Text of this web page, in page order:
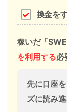
換金を
稼いだ「
を利用する必
先に口座
ズに読み